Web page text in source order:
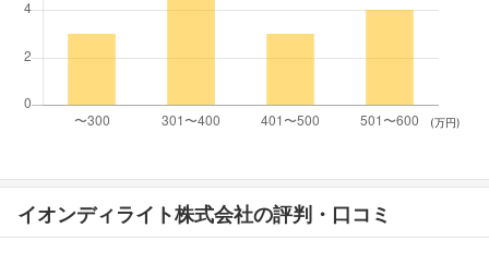
(万円)
イオンディライト株式会社の評判・口コミ